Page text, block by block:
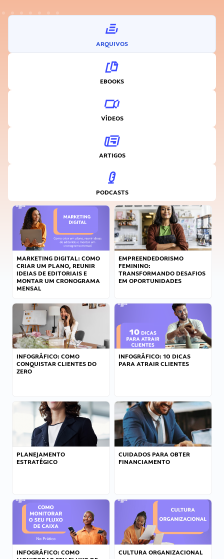
ARQUIVOS
EBOOKS
VÍDEOS
ARTIGOS
PODCASTS
MARKETING DIGITAL: COMO
CRIAR UM PLANO, REUNIR
IDEIAS DE EDITORIAIS E
MONTAR UM CRONOGRAMA
MENSAL
EMPREENDEDORISMO
FEMININO:
TRANSFORMANDO DESAFIOS
EM OPORTUNIDADES
INFOGRÁFICO: COMO
CONQUISTAR CLIENTES DO
ZERO
INFOGRÁFICO: 10 DICAS
PARA ATRAIR CLIENTES
PLANEJAMENTO
ESTRATÉGICO
CUIDADOS PARA OBTER
FINANCIAMENTO
INFOGRÁFICO: COMO
CULTURA ORGANIZACIONAL